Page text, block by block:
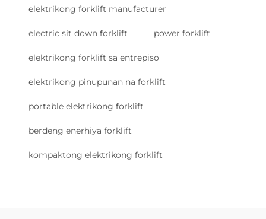
elektrikong forklift manufacturer
electric sit down forklift power forklift
elektrikong forklift sa entrepiso
elektrikong pinupunan na forklift
portable elektrikong forklift
berdeng enerhiya forklift
kompaktong elektrikong forklift